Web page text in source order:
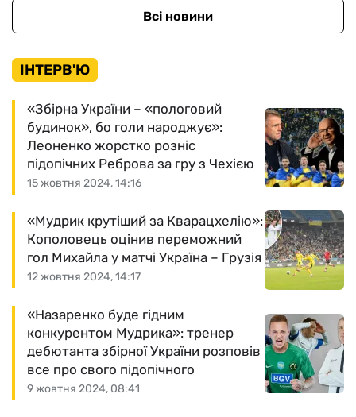
Всі новини
ІНТЕРВ'Ю
15 жовтня 2024, 14:16
«Збірна України – «пологовий
будинок», бо голи народжує»:
Леоненко жорстко розніс
підопічних Реброва за гру з Чехією
12 жовтня 2024, 14:17
«Мудрик крутіший за Кварацхелію»:
Кополовець оцінив переможний
гол Михайла у матчі Україна – Грузія
9 жовтня 2024, 08:41
«Назаренко буде гідним
конкурентом Мудрика»: тренер
дебютанта збірної України розповів
все про свого підопічного